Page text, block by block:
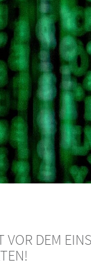
nutzen
VOR DEM